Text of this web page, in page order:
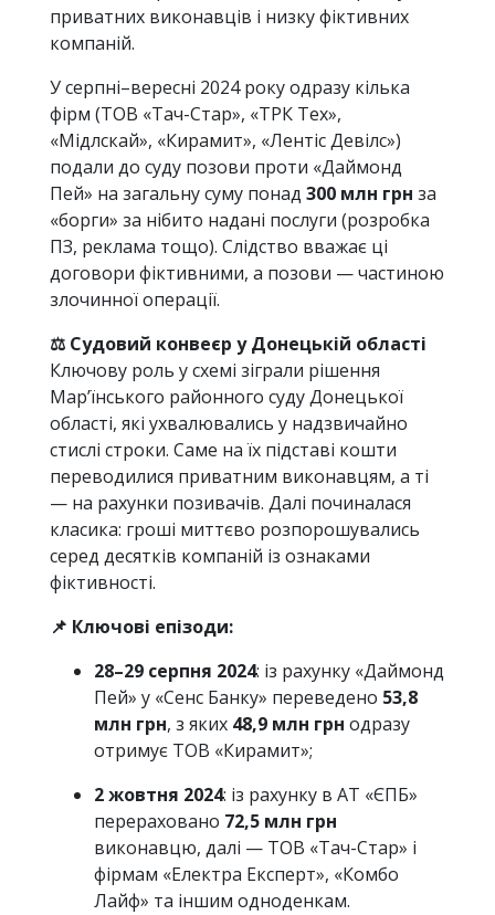
приватних виконавців і низку фіктивних
компаній.
У серпні–вересні 2024 року одразу кілька
фірм (ТОВ «Тач-Стар», «ТРК Тех»,
«Мідлскай», «Кирамит», «Лентіс Девілс»)
подали до суду позови проти «Даймонд
Пей» на загальну суму понад 300 млн грн за
«борги» за нібито надані послуги (розробка
ПЗ, реклама тощо). Слідство вважає ці
договори фіктивними, а позови — частиною
злочинної операції.
⚖️ Судовий конвеєр у Донецькій області
Ключову роль у схемі зіграли рішення
Мар’їнського районного суду Донецької
області, які ухвалювались у надзвичайно
стислі строки. Саме на їх підставі кошти
переводилися приватним виконавцям, а ті
— на рахунки позивачів. Далі починалася
класика: гроші миттєво розпорошувались
серед десятків компаній із ознаками
фіктивності.
📌 Ключові епізоди:
28–29 серпня 2024: із рахунку «Даймонд
Пей» у «Сенс Банку» переведено 53,8
млн грн, з яких 48,9 млн грн одразу
отримує ТОВ «Кирамит»;
2 жовтня 2024: із рахунку в АТ «ЄПБ»
перераховано 72,5 млн грн
виконавцю, далі — ТОВ «Тач-Стар» і
фірмам «Електра Експерт», «Комбо
Лайф» та іншим одноденкам.